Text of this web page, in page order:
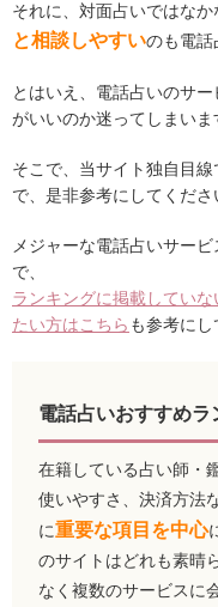
それに、対面占いではなか
と相談しやすいのも電話
とはいえ、電話占いのサ
がいいのか迷ってしまいま
そこで、当サイト独自目
で、是非参考にしてくださ
メジャーな電話占いサー
で、
ランキングに掲載してい
たい方はこちら も参考にし
電話占いおすすめラ
在籍している占い師・
使いやすさ、決済方法
に重要な項目を中心
のサイトはどれも素晴
なく複数のサービスに